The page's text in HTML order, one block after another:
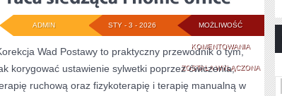
MOŻLIWOŚĆ
KOMENTOWANIAPRACA
SIEDZĄCA
ZOSTAŁA WYŁĄCZONA
STY - 3 - 2026
ADMIN
Wad Postawy to praktyczny przewodnik o tym,
korygować ustawienie sylwetki poprzez ćwiczenia,
ruchową oraz fizykoterapię i terapię manualną w